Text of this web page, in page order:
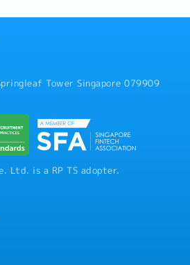
Tower Singapore 079909
Ltd. is a RP TS adopter.